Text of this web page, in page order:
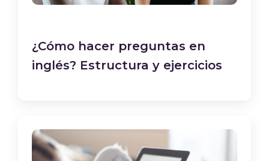
¿Cómo hacer preguntas en
inglés? Estructura y ejercicios